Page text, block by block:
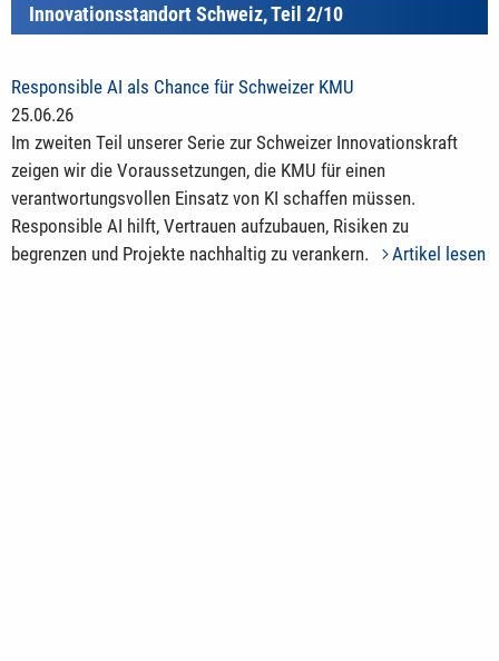
Innovationsstandort Schweiz, Teil 2/10
Responsible AI als Chance für Schweizer KMU
25.06.26
Im zweiten Teil unserer Serie zur Schweizer Innovationskraft
zeigen wir die Voraussetzungen, die KMU für einen
verantwortungsvollen Einsatz von KI schaffen müssen.
Responsible AI hilft, Vertrauen aufzubauen, Risiken zu
begrenzen und Projekte nachhaltig zu verankern.
Artikel lesen